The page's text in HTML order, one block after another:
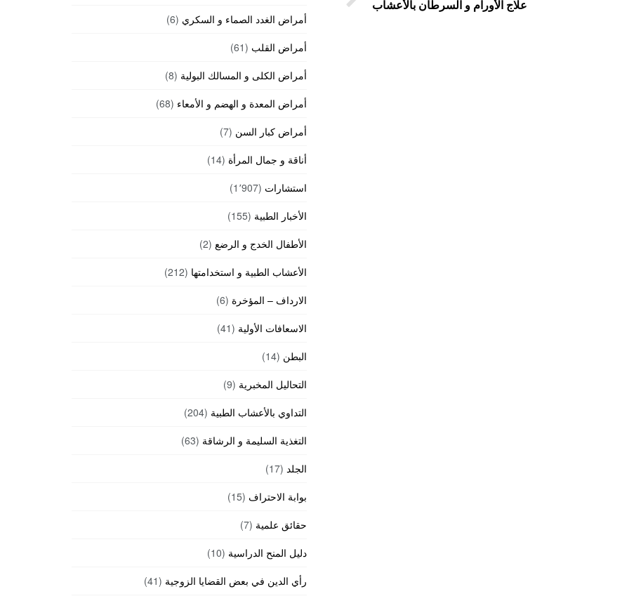
علاج الأورام و السرطان بالأعشاب
أمراض الغدد الصماء و السكري (6)
أمراض القلب (61)
أمراض الكلى و المسالك البولية (8)
أمراض المعدة و الهضم و الأمعاء (68)
أمراض كبار السن (7)
أناقة و جمال المرأة (14)
استشارات (1٬907)
الأخبار الطبية (155)
الأطفال الخدج و الرضع (2)
الأعشاب الطبية و استخدامتها (212)
الارداف – المؤخرة (6)
الاسعافات الأولية (41)
البطن (14)
التحاليل المخبرية (9)
التداوي بالأعشاب الطبية (204)
التغذية السليمة و الرشاقة (63)
الجلد (17)
بوابة الاحتراف (15)
حقائق علمية (7)
دليل المنح الدراسية (10)
رأي الدين في بعض القضايا الزوجية (41)